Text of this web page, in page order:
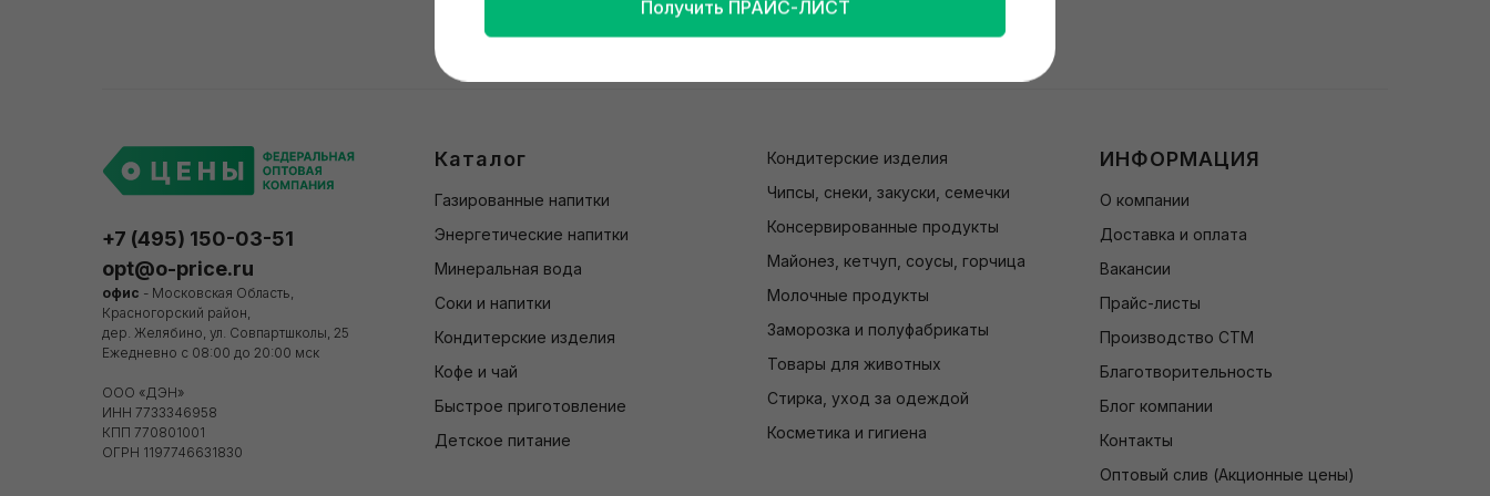
Получить ПРАЙС-ЛИСТ
+7 (495) 150-03-51
opt@o-price.ru
офис - Московская Область,
Красногорский район,
дер. Желябино, ул. Совпартшколы, 25
Ежедневно с 08:00 до 20:00 мск
ООО «ДЭН»
ИНН 7733346958
КПП 770801001
ОГРН 1197746631830
Каталог
Газированные напитки
Энергетические напитки
Минеральная вода
Соки и напитки
Кондитерские изделия
Кофе и чай
Быстрое приготовление
Детское питание
Кондитерские изделия
Чипсы, снеки, закуски, семечки
Консервированные продукты
Майонез, кетчуп, соусы, горчица
Молочные продукты
Заморозка и полуфабрикаты
Товары для животных
Стирка, уход за одеждой
Косметика и гигиена
ИНФОРМАЦИЯ
О компании
Доставка и оплата
Вакансии
Прайс-листы
Производство СТМ
Благотворительность
Блог компании
Контакты
Оптовый слив (Акционные цены)